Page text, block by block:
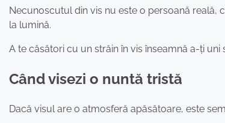
Necunoscutul din vis nu este o persoană reală,
la lumină.
A te căsători cu un străin în vis înseamnă a-ți
Când visezi o nuntă tristă
Dacă visul are o atmosferă apăsătoare, este